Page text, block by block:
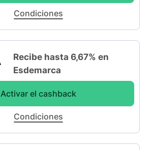
Condiciones
Recibe hasta 6,67% en
Esdemarca
Activar el cashback
Condiciones